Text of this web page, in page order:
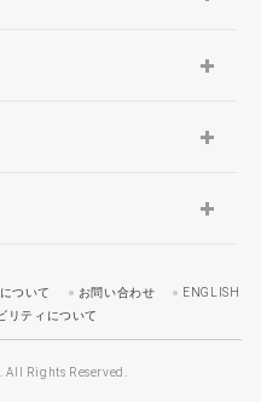
ついて お問い合わせ
ENGLISH
リティについて
Rights Reserved.